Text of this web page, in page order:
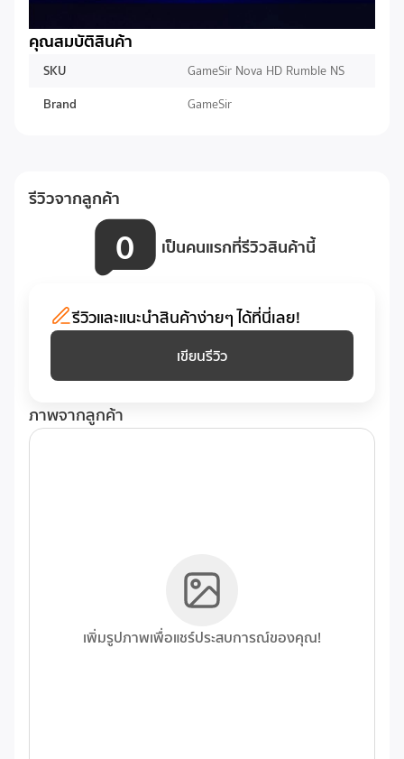
คุณสมบัติสินค้า
SKU GameSir Nova HD Rumble NS
Brand GameSir
รีวิวจากลูกค้า
0 เป็นคนแรกที่รีวิวสินค้านี้
รีวิวและแนะนำสินค้าง่ายๆ ได้ที่นี่เลย!
เขียนรีวิว
ภาพจากลูกค้า
เพิ่มรูปภาพเพื่อแชร์ประสบการณ์ของคุณ!